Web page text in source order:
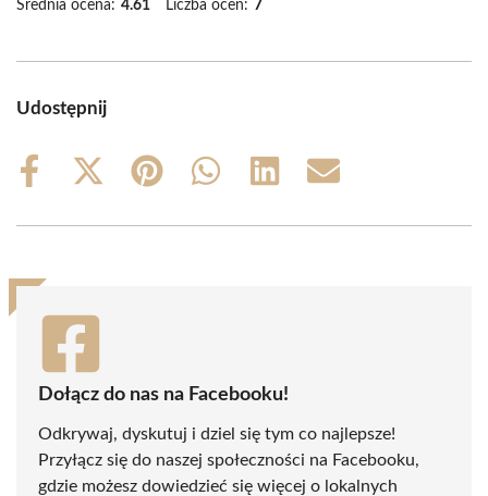
Średnia ocena: 4.61 Liczba ocen: 7
Udostępnij
Share
Share
(Twitter)
Share
Share
Share
Share
Dołącz do nas na Facebooku!
Odkrywaj, dyskutuj i dziel się tym co najlepsze!
Przyłącz się do naszej społeczności na Facebooku,
gdzie możesz dowiedzieć się więcej o lokalnych